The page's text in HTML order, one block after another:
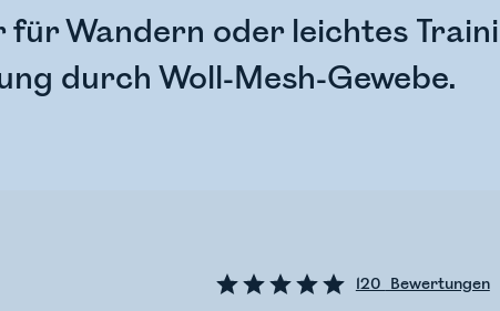
Wandern oder leichtes
durch Woll-Mesh-Gewebe.
120 Bewertungen